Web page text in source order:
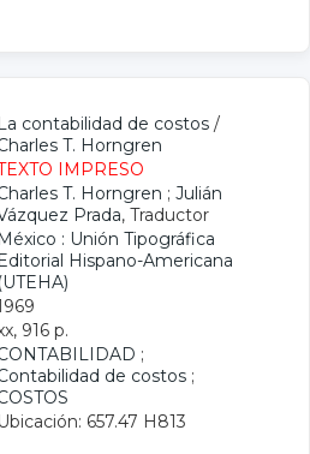
La contabilidad de costos /
T. Horngren
IMPRESO
T. Horngren ; Julián
Prada, Traductor
México : Unión Tipográfica
Editorial Hispano-Americana
(UTEHA)
916 p.
;
de costos ;
Ubicación: 657.47 H813